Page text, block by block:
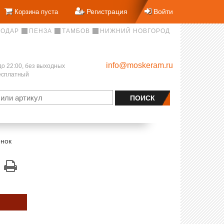
Корзина пуста Регистрация Войти
ПЕНЗА ТАМБОВ
НИЖНИЙ НОВГОРОД
22:00, без выходных
info@moskeram.ru